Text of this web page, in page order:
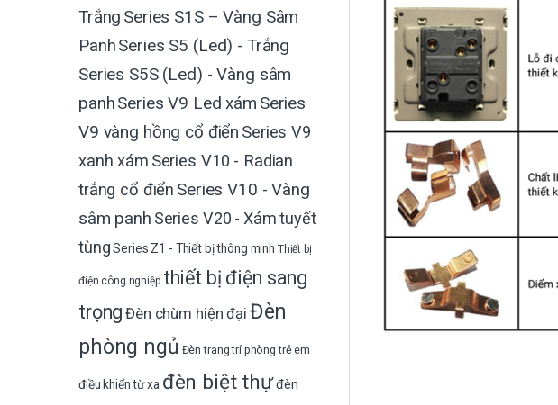
Trắng Series S1S – Vàng Sâm
PanhSeries S5 (Led) - Trắng
Series S5S (Led) - Vàng sâm
panhSeries V9 Led xám Series
V9 vàng hồng cổ điển Series V9
xanh xám Series V10 - Radian
trắng cổ điển Series V10 - Vàng
sâm panh Series V20 - Xám tuyết
tùng Series Z1 - Thiết bị thông minh Thiết bị
điện công nghiệp thiết bị điện sang
trọng Đèn chùm hiện đại Đèn
phòng ngủ Đèn trang trí phòng trẻ em
điều khiển từ xa đèn biệt thựđèn